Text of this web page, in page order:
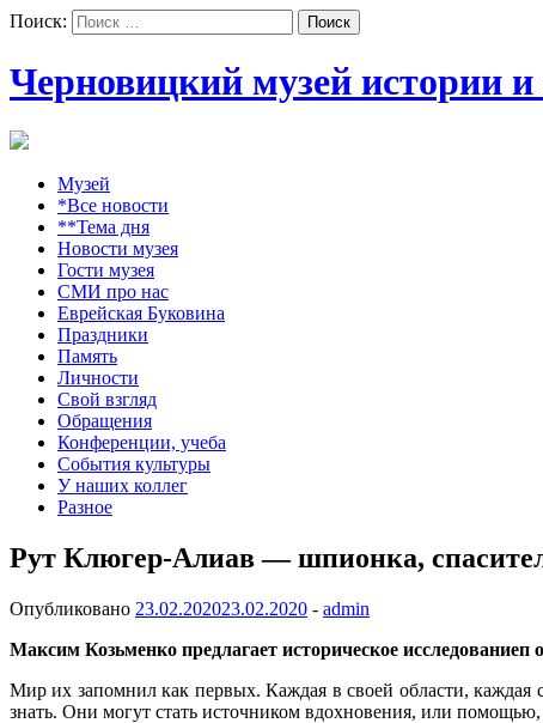
Поиск:
Черновицкий музей истории
Музей
*Все новости
**Тема дня
Новости музея
Гости музея
СМИ про нас
Еврейская Буковина
Праздники
Память
Личности
Свой взгляд
Обращения
Конференции, учеба
События культуры
У наших коллег
Разное
Рут Клюгер-Алиав — шпионка,
Опубликовано 23.02.202023.02.2020 - admin
Максим Козьменко предлагает историческое
Мир их запомнил как первых. Каждая в своей области,
знать. Они могут стать источником вдохновения, или